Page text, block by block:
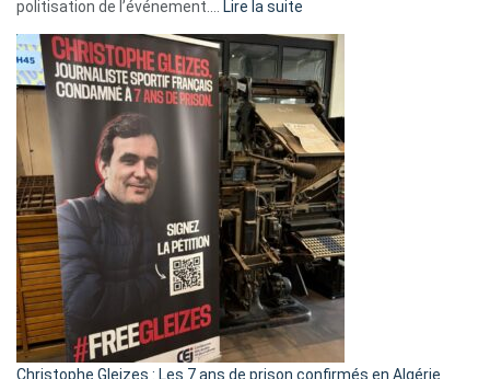
politisation de l’événement.… Lire la suite
Eurovision
2026
:
Pays-
Bas,
Espagne,
Irlande
et
Slovénie
rejettent
la
présence
d’Israël
Christophe Gleizes : Les 7 ans de prison confirmés en Algérie